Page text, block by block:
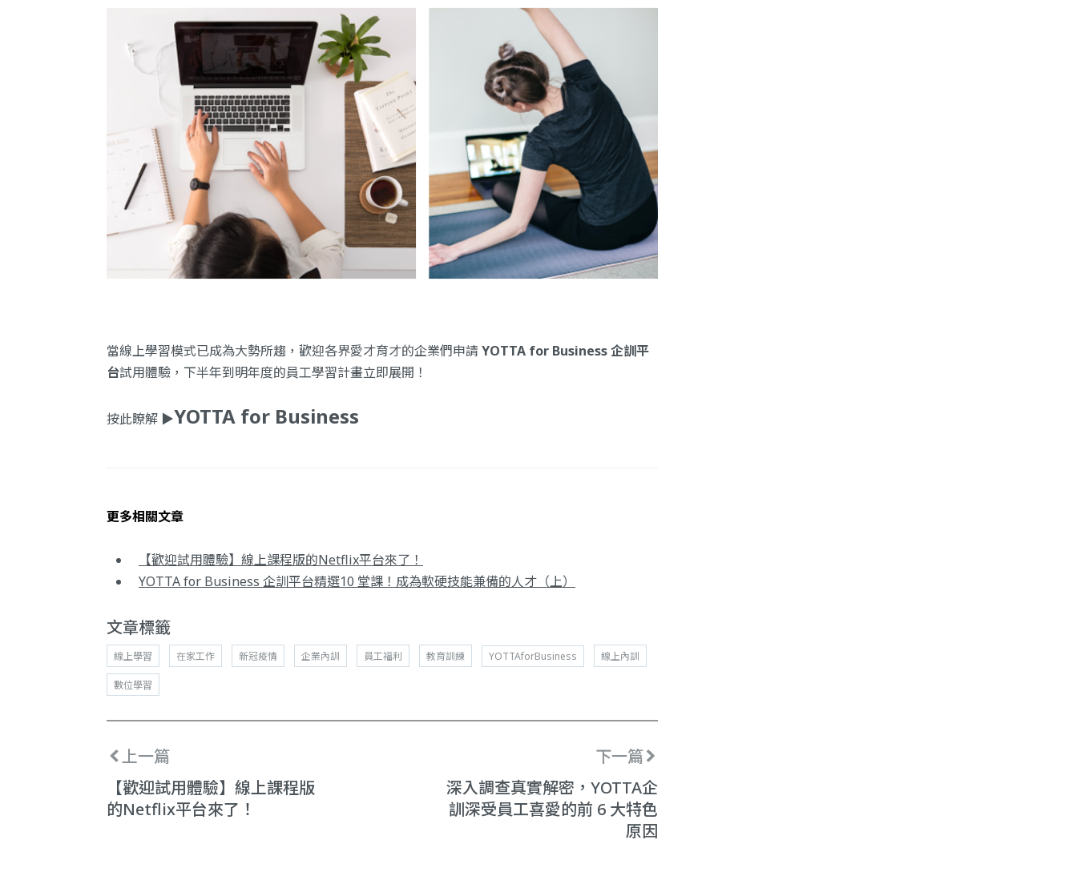
當線上學習模式已成為大勢所趨，歡迎各界愛才育才的企業們申請 YOTTA for Business 企訓平
台試用體驗，下半年到明年度的員工學習計畫立即展開！
按此瞭解 ▶︎YOTTA for Business
更多相關文章
【歡迎試用體驗】線上課程版的Netflix平台來了！
YOTTA for Business 企訓平台精選10 堂課！成為軟硬技能兼備的人才（上）
文章標籤
線上學習 在家工作 新冠疫情 企業內訓 員工福利 教育訓練 YOTTAforBusiness 線上內訓
數位學習
上一篇
【歡迎試用體驗】線上課程版
的Netflix平台來了！
下一篇
深入調查真實解密，YOTTA企
訓深受員工喜愛的前 6 大特色
原因